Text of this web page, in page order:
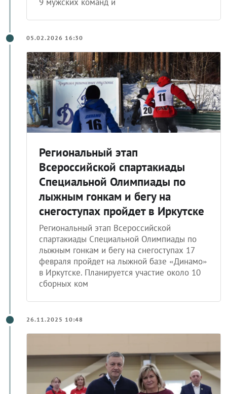
05.02.2026 16:30
Региональный этап
Всероссийской спартакиады
Специальной Олимпиады по
лыжным гонкам и бегу на
снегоступах пройдет в Иркутске
Региональный этап Всероссийской
спартакиады Специальной Олимпиады по
лыжным гонкам и бегу на снегоступах 17
февраля пройдет на лыжной базе «Динамо»
в Иркутске. Планируется участие около 10
сборных ком
26.11.2025 10:48